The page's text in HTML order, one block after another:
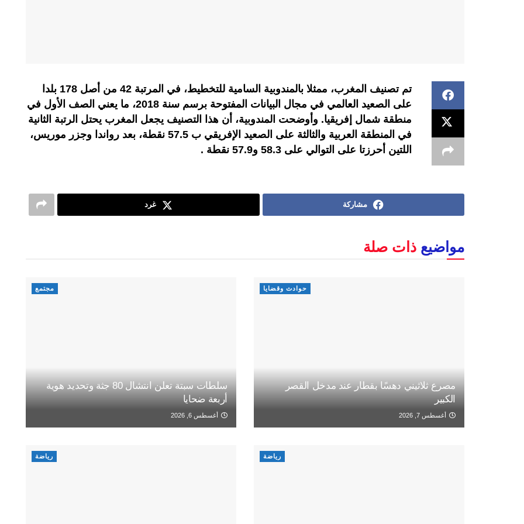
تم تصنيف المغرب، ممثلا بالمندوبية السامية للتخطيط، في المرتبة 42 من أصل 178 بلدا
على الصعيد العالمي في مجال البيانات المفتوحة برسم سنة 2018، ما يعني الصف الأول في
منطقة شمال إفريقيا. وأوضحت المندوبية، أن هذا التصنيف يجعل المغرب يحتل الرتبة الثانية
في المنطقة العربية والثالثة على الصعيد الإفريقي ب 57.5 نقطة، بعد رواندا وجزر موريس،
اللتين أحرزتا على التوالي على 58.3 و57.9 نقطة .
مشاركة غرد
مواضيع ذات صلة
حوادث وقضايا
مصرع ثلاثيني دهسًا بقطار عند مدخل القصر
الكبير
أغسطس 7, 2026
مجتمع
سلطات سبتة تعلن انتشال 80 جثة وتحديد هوية
أربعة ضحايا
أغسطس 6, 2026
رياضة رياضة